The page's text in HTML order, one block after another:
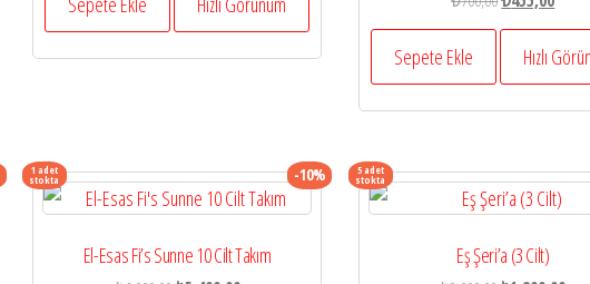
₺600,00.
fiyat:
₺700,00. fiyat:
Sepete Ekle Hızlı
1 adet
stokta -10%
El-Esas Fi’s Sunne 10 Cilt Takım
5 adet
stokta
Eş Şeri’a (3 Cilt)